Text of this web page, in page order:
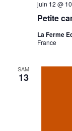
Petite
juin 12 @
La Ferme
France
SAM
13